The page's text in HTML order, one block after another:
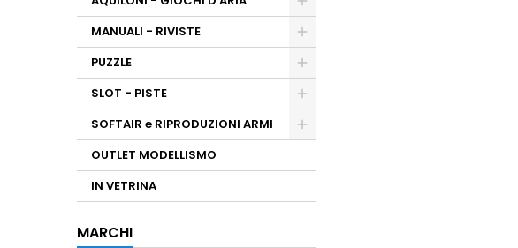
MANUALI - RIVISTE
PUZZLE
SLOT - PISTE
SOFTAIR e RIPRODUZIONI ARMI
OUTLET MODELLISMO
IN VETRINA
MARCHI